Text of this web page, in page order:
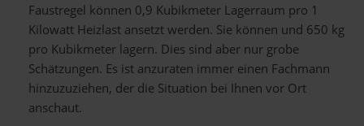
Faustregel können 0,9 Kubikmeter Lagerraum pro 1
Kilowatt Heizlast ansetzt werden. Sie können und 650 kg
pro Kubikmeter lagern. Dies sind aber nur grobe
Schätzungen. Es ist anzuraten immer einen Fachmann
hinzuzuziehen, der die Situation bei Ihnen vor Ort
anschaut.